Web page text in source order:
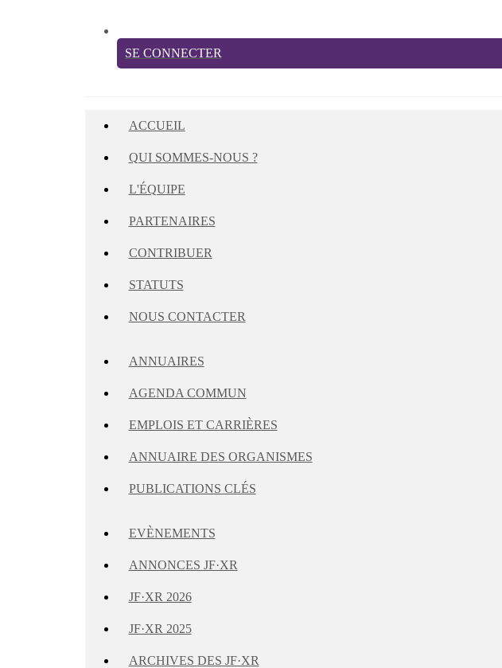
SE CONNECTER
ACCUEIL
QUI SOMMES-NOUS ?
L'ÉQUIPE
PARTENAIRES
CONTRIBUER
STATUTS
NOUS CONTACTER
ANNUAIRES
AGENDA COMMUN
EMPLOIS ET CARRIÈRES
ANNUAIRE DES ORGANISMES
PUBLICATIONS CLÉS
EVÈNEMENTS
ANNONCES JF·XR
JF·XR 2026
JF·XR 2025
ARCHIVES DES JF·XR